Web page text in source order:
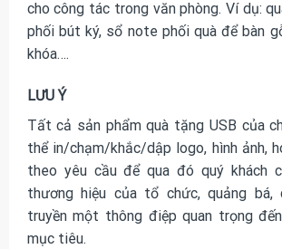
cho công tác trong văn phòng. Ví dụ:
phối bút ký, sổ note phối quà để bàn
khóa….
LƯU Ý
Tất cả sản phẩm quà tặng USB của
thể in/chạm/khắc/dập logo, hình ảnh,
theo yêu cầu để qua đó quý khách
thương hiệu của tổ chức, quảng bá,
truyền một thông điệp quan trọng
mục tiêu.